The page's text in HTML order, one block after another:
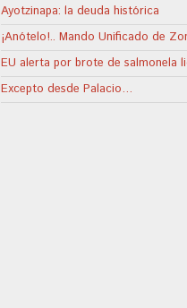
Ayotzinapa: la deuda histórica
¡Anótelo!.. Mando Unificado de
EU alerta por brote de salmonela
Excepto desde Palacio…